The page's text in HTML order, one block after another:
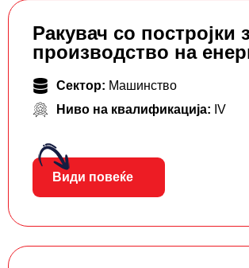
Ракувач со постројки
производство на
Сектор: Машинство
Ниво на квалификација: IV
Види повеќе